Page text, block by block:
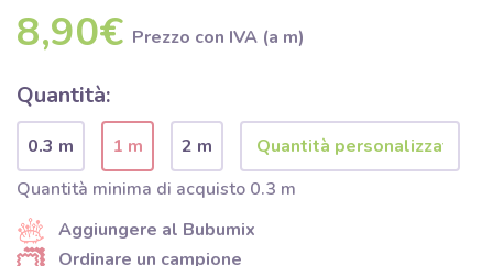
8,90€ Prezzo con IVA (a m)
Quantità:
0.3 m 1 m
2 m
Quantità minima di acquisto 0.3 m
Aggiungere al Bubumix
Ordinare un campione